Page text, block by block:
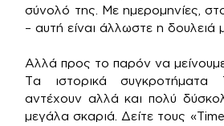
σύνολό της. Με ημερομηνίες,
– αυτή είναι άλλωστε η δουλειά
Αλλά προς το παρόν να
Τα ιστορικά
αντέχουν αλλά και πολύ
μεγάλα σκαριά. Δείτε τους